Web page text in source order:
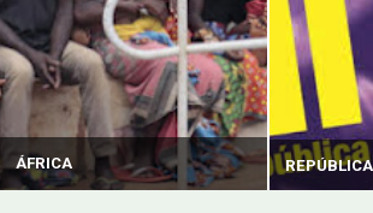
ÁFRICA REPÚBLICA